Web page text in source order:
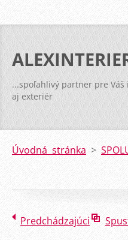
...spoľahlivý partner pre
aj exteriér
Úvodná stránka >
Predchádzajúci